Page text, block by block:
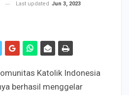
Last updated Jun 3, 2023
Katolik Indonesia
berhasil menggelar